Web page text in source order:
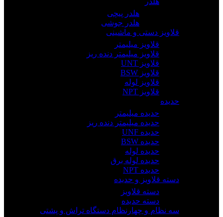
هلدر پیچی
هلدر جوشی
قلاویز دستی و ماشینی
قلاویز میلیمتر
قلاویز میلیمتر دنده ریز
قلاویز UNT
قلاویز BSW
قلاویز لوله
قلاویز NPT
حدیده
حدیده میلیمتر
حدیده میلیمتر دنده ریز
حدیده UNF
حدیده BSW
حدیده لوله
حدیده لوله برق
حدیده NPT
دسته قلاویز و حدیده
دسته قلاویز
دسته حدیده
سه نظام و چهارنظام دستگاه تراش و پشتی